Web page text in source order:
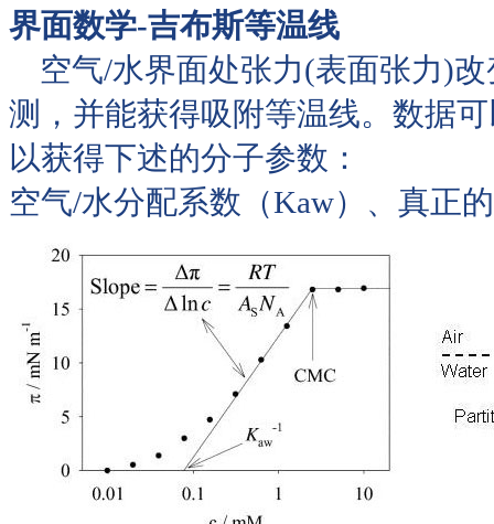
界面数学-吉布斯等温线
空气/水界面处张力(表面张力)
测，并能获得吸附等温线。数据
以获得下述的分子参数：
空气/水分配系数（Kaw）、真正